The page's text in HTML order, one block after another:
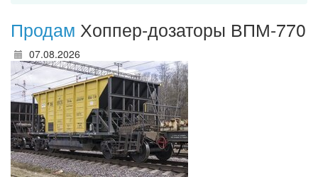
Продам Хоппер-дозаторы ВПМ-770
07.08.2026